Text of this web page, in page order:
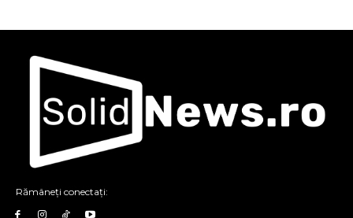
Rămâneți conectați: